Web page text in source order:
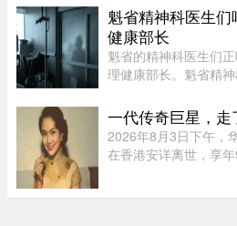
了更惊人的内幕，据
的12张假身份证。据
魁省精神科医生
健康部长
魁省的精神科医生们
理健康部长。魁省精
保心理健康问题在选
事项。在蒙特利尔无
一代传奇巨星，走
2026年8月3日下午，
在香港安详离世，享